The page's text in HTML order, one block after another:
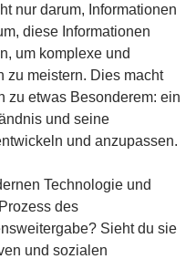
nur darum, Informationen
diese Informationen
um komplexe und
zu meistern. Dies macht
zu etwas Besonderem: ein
und seine
und anzupassen.
Technologie und
des
Sieht du sie
und sozialen